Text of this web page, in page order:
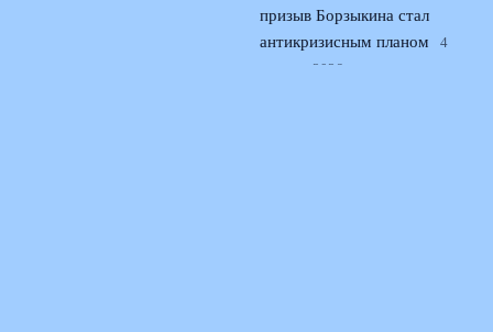
призыв Борзыкина стал
антикризисным планом
4
августа, 2026